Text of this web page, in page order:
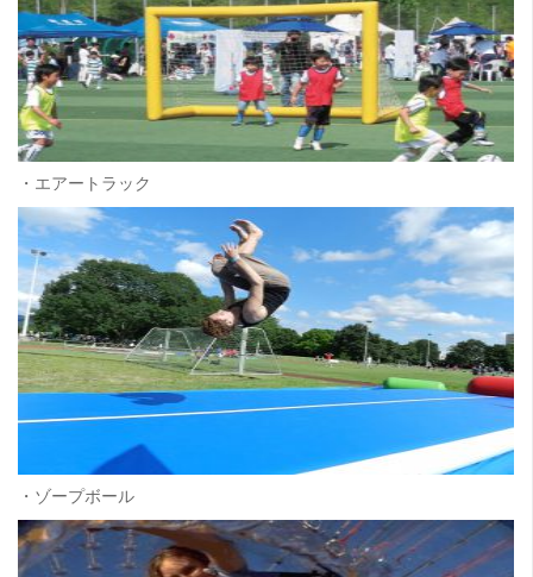
・エアートラック
・ゾープボール